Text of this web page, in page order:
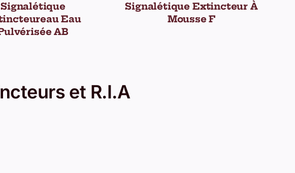
Signalétique
Eau
AB
Signalétique Extincteur À
Mousse F
et R.I.A